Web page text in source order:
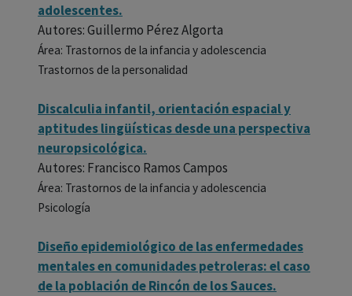
adolescentes.
Autores: Guillermo Pérez Algorta
Área: Trastornos de la infancia y adolescencia
Trastornos de la personalidad
Discalculia infantil, orientación espacial y
aptitudes lingüísticas desde una perspectiva
neuropsicológica.
Autores: Francisco Ramos Campos
Área: Trastornos de la infancia y adolescencia
Psicología
Diseño epidemiológico de las enfermedades
mentales en comunidades petroleras: el caso
de la población de Rincón de los Sauces.